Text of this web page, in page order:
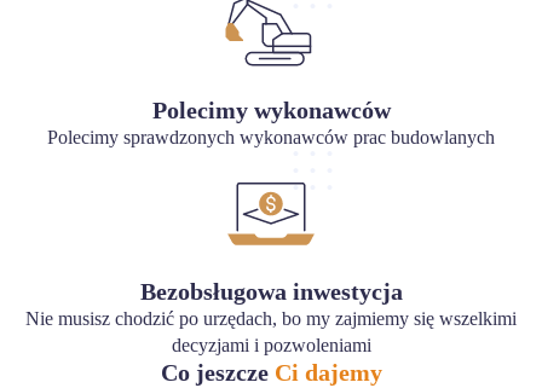
Polecimy wykonawców
Polecimy sprawdzonych wykonawców prac budowlanych
Bezobsługowa inwestycja
Nie musisz chodzić po urzędach, bo my zajmiemy się wszelkimi
decyzjami i pozwoleniami
Co jeszcze Ci dajemy